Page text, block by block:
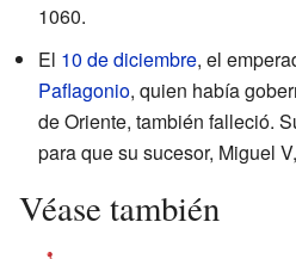
1060.
El 10 de diciembre, el
Paflagonio, quien había
de Oriente, también falleció.
para que su sucesor, Miguel
Véase también